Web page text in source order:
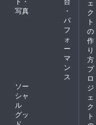
写真
・
パ
フ
ォ
ー
マ
ン
ス
ソー
シャ
ル
グッ
ェ
ク
ト
の
作
り
方
プ
ロ
ジ
ェ
ク
ト